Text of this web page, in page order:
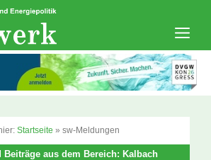
Startseite » sw-Meldungen
Beiträge aus dem Bereich: Kalbach